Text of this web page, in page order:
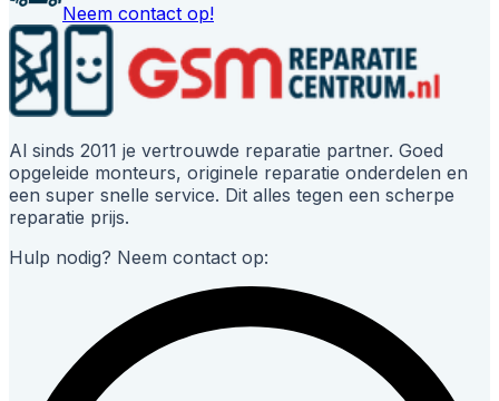
Neem contact op!
Al sinds 2011 je vertrouwde reparatie partner. Goed
opgeleide monteurs, originele reparatie onderdelen en
een super snelle service. Dit alles tegen een scherpe
reparatie prijs.
Hulp nodig? Neem contact op: